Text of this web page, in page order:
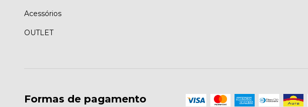
Acessórios
OUTLET
Formas de pagamento